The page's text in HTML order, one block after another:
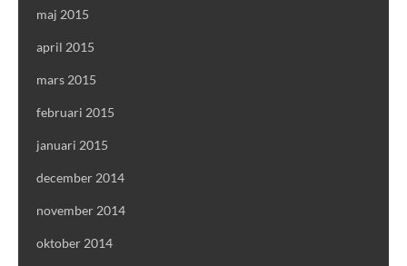
maj 2015
april 2015
mars 2015
februari 2015
januari 2015
december 2014
november 2014
oktober 2014